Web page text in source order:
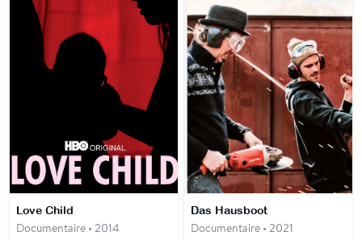
Love Child
Documentaire • 2014
Das Hausboot
Documentaire • 2021